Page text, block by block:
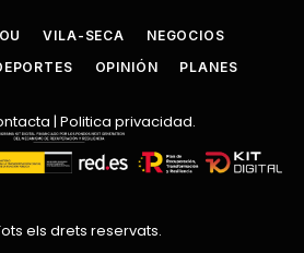
VILA-SECA
NEGOCIOS
OPINIÓN PLANES
| Politica privacidad.
els drets reservats.